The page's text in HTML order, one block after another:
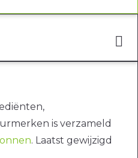
is verzameld
. Laatst gewijzigd